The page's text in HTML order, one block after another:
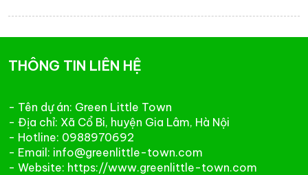
THÔNG TIN LIÊN HỆ
- Tên dự án: Green Little Town
- Địa chỉ: Xã Cổ Bi, huyện Gia Lâm, Hà Nội
- Hotline: 0988970692
- Email: info@greenlittle-town.com
- Website: https://www.greenlittle-town.com